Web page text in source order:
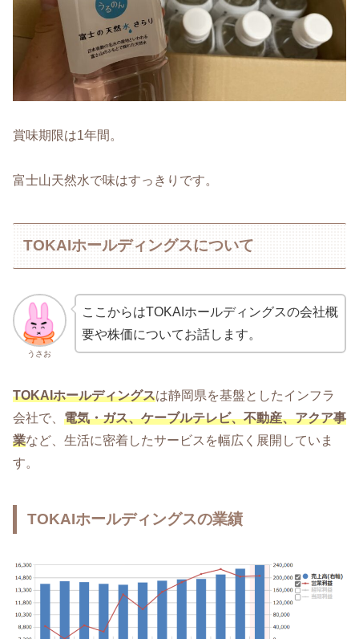
賞味期限は1年間。
富士山天然水で味はすっきりです。
TOKAIホールディングスについて
うさお
ここからはTOKAIホールディングスの会社概
要や株価についてお話します。
TOKAIホールディングスは静岡県を基盤としたインフラ
会社で、 電気・ガス、ケーブルテレビ、不動産、アクア事
業など、生活に密着したサービスを幅広く展開していま
す。
TOKAIホールディングスの業績